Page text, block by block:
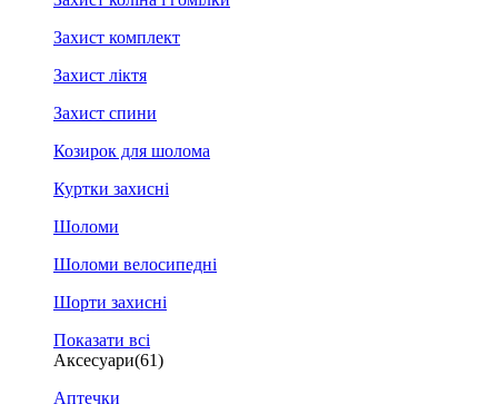
Захист комплект
Захист ліктя
Захист спини
Козирок для шолома
Куртки захисні
Шоломи
Шоломи велосипедні
Шорти захисні
Показати всі
Аксесуари(61)
Аптечки